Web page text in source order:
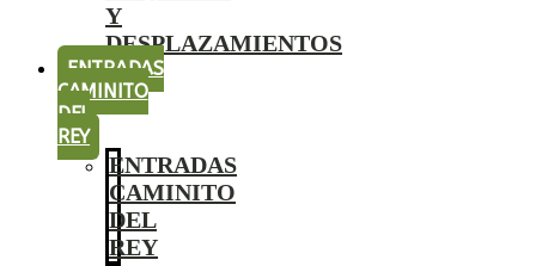
Y
DESPLAZAMIENTOS
ENTRADAS
CAMINITO
DEL
REY
ENTRADAS
CAMINITO
DEL
REY